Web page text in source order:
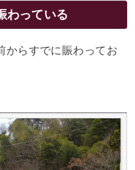
わっている
からすでに賑わってお